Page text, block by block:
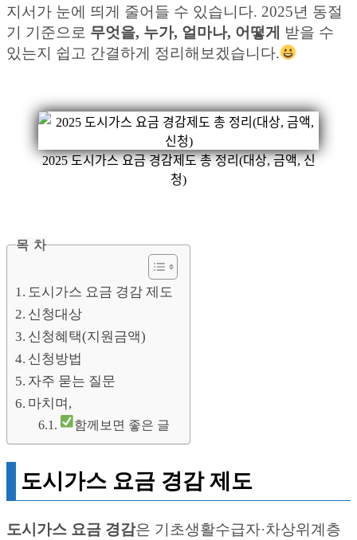
지서가 눈에 띄게 줄어들 수 있습니다. 2025년 동절
기 기준으로 무엇을, 누가, 얼마나, 어떻게 받을 수
있는지 쉽고 간결하게 정리해보겠습니다.
2025 도시가스 요금 경감제도 총 정리(대상, 금액, 신
청)
목 차
도시가스 요금 경감 제도
신청대상
신청혜택(지원금액)
신청방법
자주 묻는 질문
마치며,
함께보면 좋은 글
도시가스 요금 경감 제도
도시가스 요금 경감은 기초생활수급자·차상위계층